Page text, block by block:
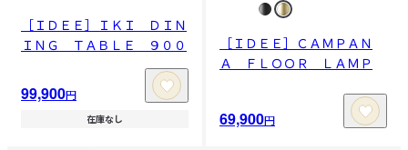
［ＩＤＥＥ］ＩＫＩ ＤＩＮ
ＩＮＧ ＴＡＢＬＥ ９００
99,900円
在庫なし
［ＩＤＥＥ］ＣＡＭＰＡＮ
Ａ ＦＬＯＯＲ ＬＡＭＰ
69,900円